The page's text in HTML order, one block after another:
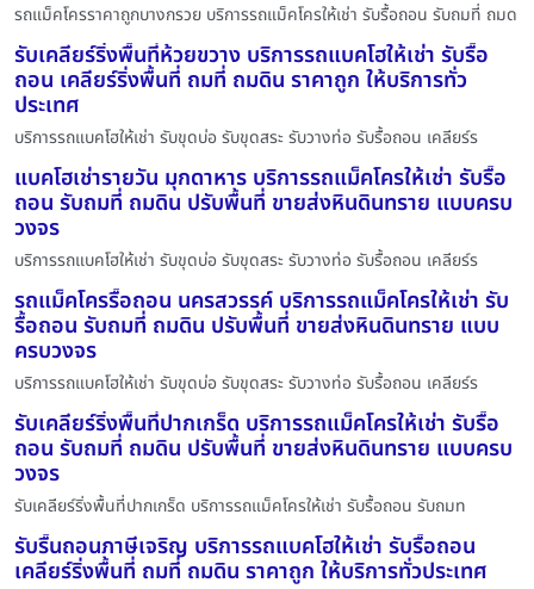
รถแม็คโครราคาถูกบางกรวย บริการรถแม็คโครให้เช่า รับรื้อถอน รับถมที่ ถมด
รับเคลียร์ริ่งพื้นที่ห้วยขวาง บริการรถแบคโฮให้เช่า รับรื้อ
ถอน เคลียร์ริ่งพื้นที่ ถมที่ ถมดิน ราคาถูก ให้บริการทั่ว
ประเทศ
บริการรถแบคโฮให้เช่า รับขุดบ่อ รับขุดสระ รับวางท่อ รับรื้อถอน เคลียร์ร
แบคโฮเช่ารายวัน มุกดาหาร บริการรถแม็คโครให้เช่า รับรื้อ
ถอน รับถมที่ ถมดิน ปรับพื้นที่ ขายส่งหินดินทราย แบบครบ
วงจร
บริการรถแบคโฮให้เช่า รับขุดบ่อ รับขุดสระ รับวางท่อ รับรื้อถอน เคลียร์ร
รถแม็คโครรื้อถอน นครสวรรค์ บริการรถแม็คโครให้เช่า รับ
รื้อถอน รับถมที่ ถมดิน ปรับพื้นที่ ขายส่งหินดินทราย แบบ
ครบวงจร
บริการรถแบคโฮให้เช่า รับขุดบ่อ รับขุดสระ รับวางท่อ รับรื้อถอน เคลียร์ร
รับเคลียร์ริ่งพื้นที่ปากเกร็ด บริการรถแม็คโครให้เช่า รับรื้อ
ถอน รับถมที่ ถมดิน ปรับพื้นที่ ขายส่งหินดินทราย แบบครบ
วงจร
รับเคลียร์ริ่งพื้นที่ปากเกร็ด บริการรถแม็คโครให้เช่า รับรื้อถอน รับถมท
รับรื้นถอนภาษีเจริญ บริการรถแบคโฮให้เช่า รับรื้อถอน
เคลียร์ริ่งพื้นที่ ถมที่ ถมดิน ราคาถูก ให้บริการทั่วประเทศ